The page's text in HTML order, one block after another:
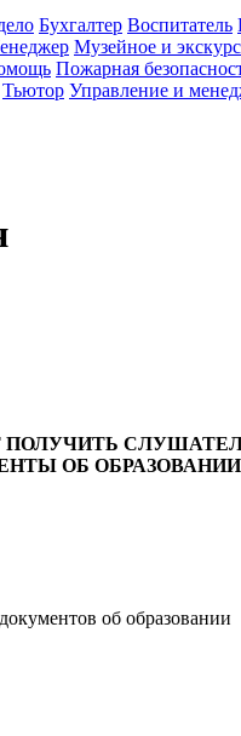
Бухгалтер Воспитатель
Музейное и
Пожарная
Тьютор Управление и
ОБ
об образовании